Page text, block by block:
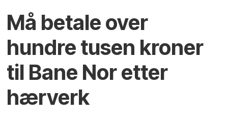
Må betale over
hundre tusen kroner
til Bane Nor etter
hærverk